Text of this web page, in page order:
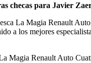
checas para Javier
La Magia Renault
a los mejores
Magia Renault Auto